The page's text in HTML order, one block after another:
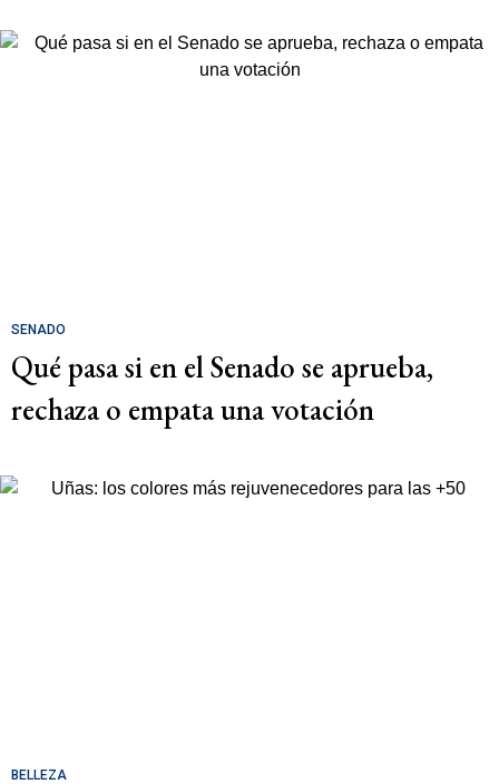
SENADO
Qué pasa si en el Senado se aprueba,
rechaza o empata una votación
BELLEZA